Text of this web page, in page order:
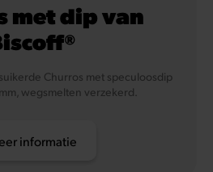
met dip van
Churros met speculoosdip
wegsmelten verzekerd.
informatie